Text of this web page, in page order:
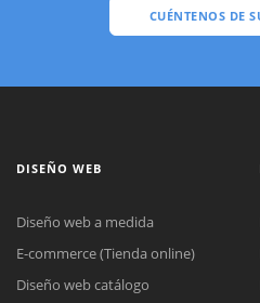
CUÉNTENOS DE
DISEÑO WEB
Diseño web a medida
E-commerce (Tienda online)
Diseño web catálogo